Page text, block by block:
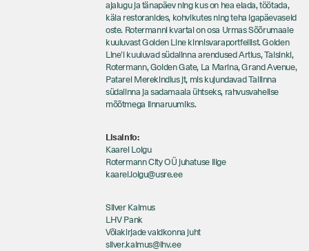
ajalugu ja tänapäev ning kus on hea elada, töötada,
käia restoranides, kohvikutes ning teha igapäevaseid
oste. Rotermanni kvartal on osa Urmas Sõõrumaale
kuuluvast Golden Line kinnisvaraportfellist. Golden
Line’i kuuluvad südalinna arendused Artius, Talsinki,
Rotermann, Golden Gate, La Marina, Grand Avenue,
Patarei Merekindlus jt, mis kujundavad Tallinna
südalinna ja sadamaala ühtseks, rahvusvahelise
mõõtmega linnaruumiks.
Lisainfo:
Kaarel Loigu
Rotermann City OÜ juhatuse liige
kaarel.loigu@usre.ee
Silver Kalmus
LHV Pank
Võlakirjade valdkonna juht
silver.kalmus@lhv.ee